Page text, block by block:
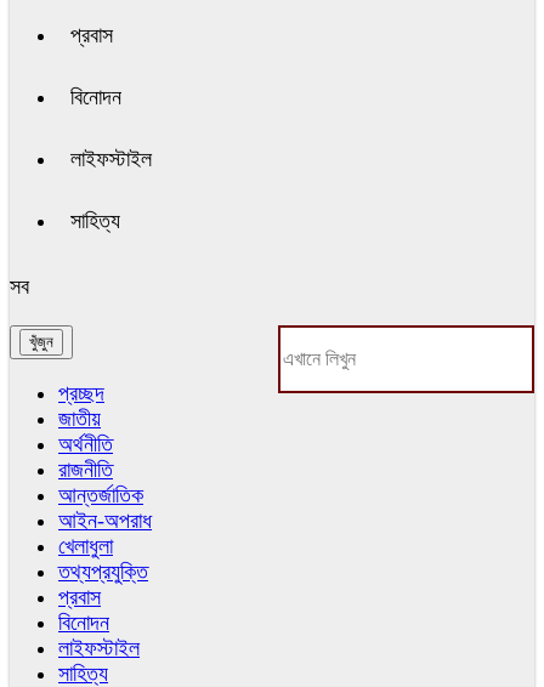
প্রবাস
বিনোদন
লাইফস্টাইল
সাহিত্য
সব
প্রচ্ছদ
জাতীয়
অর্থনীতি
রাজনীতি
আন্তর্জাতিক
আইন-অপরাধ
খেলাধুলা
তথ্যপ্রযুক্তি
প্রবাস
বিনোদন
লাইফস্টাইল
সাহিত্য